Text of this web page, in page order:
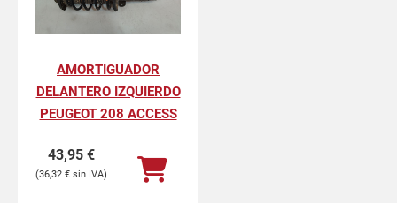
AMORTIGUADOR
DELANTERO IZQUIERDO
PEUGEOT 208 ACCESS
43,95 €
36,32 €